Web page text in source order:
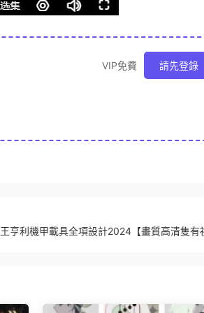
VIP免費 請先登錄
王亨利機甲載具全項設計2024【畫質高清隻有